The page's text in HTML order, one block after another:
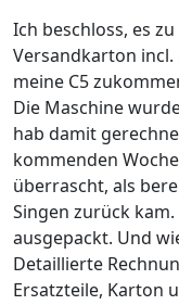
Ich beschloss, es
Versandkarton
meine C5
Die Maschine
hab damit
kommenden
überrascht, als
Singen zurück
ausgepackt. Und
Detaillierte
Ersatzteile, Karton